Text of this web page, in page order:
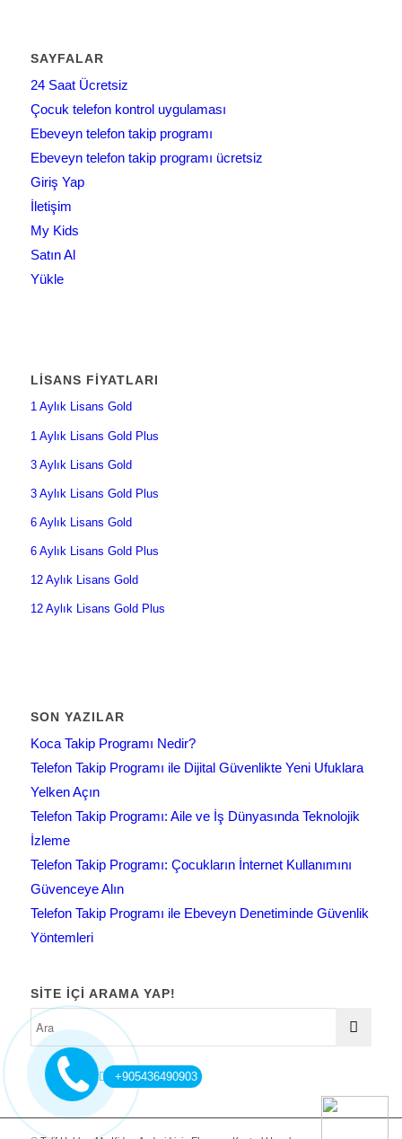
SAYFALAR
24 Saat Ücretsiz
Çocuk telefon kontrol uygulaması
Ebeveyn telefon takip programı
Ebeveyn telefon takip programı ücretsiz
Giriş Yap
İletişim
My Kids
Satın Al
Yükle
LISANS FIYATLARI
1 Aylık Lisans Gold
1 Aylık Lisans Gold Plus
3 Aylık Lisans Gold
3 Aylık Lisans Gold Plus
6 Aylık Lisans Gold
6 Aylık Lisans Gold Plus
12 Aylık Lisans Gold
12 Aylık Lisans Gold Plus
SON YAZILAR
Koca Takip Programı Nedir?
Telefon Takip Programı ile Dijital Güvenlikte Yeni Ufuklara
Yelken Açın
Telefon Takip Programı: Aile ve İş Dünyasında Teknolojik
İzleme
Telefon Takip Programı: Çocukların İnternet Kullanımını
Güvenceye Alın
Telefon Takip Programı ile Ebeveyn Denetiminde Güvenlik
Yöntemleri
SITE IÇI ARAMA YAP!
+905436490903